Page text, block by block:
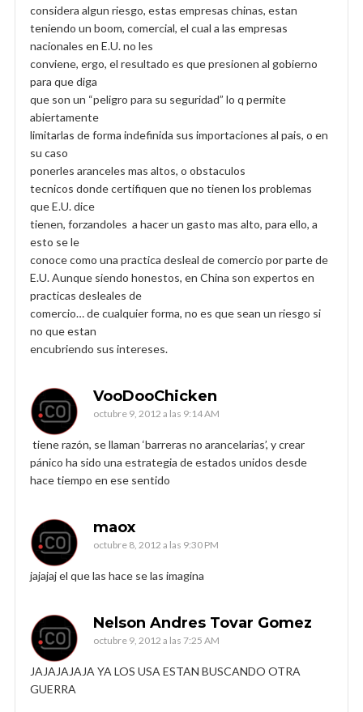
considera algun riesgo, estas empresas chinas, estan
teniendo un boom, comercial, el cual a las empresas
nacionales en E.U. no les
conviene, ergo, el resultado es que presionen al gobierno
para que diga
que son un “peligro para su seguridad” lo q permite
abiertamente
limitarlas de forma indefinida sus importaciones al pais, o en
su caso
ponerles aranceles mas altos, o obstaculos
tecnicos donde certifiquen que no tienen los problemas
que E.U. dice
tienen, forzandoles a hacer un gasto mas alto, para ello, a
esto se le
conoce como una practica desleal de comercio por parte de
E.U. Aunque siendo honestos, en China son expertos en
practicas desleales de
comercio… de cualquier forma, no es que sean un riesgo si
no que estan
encubriendo sus intereses.
VooDooChicken
octubre 9, 2012 a las 9:14 AM
tiene razón, se llaman ‘barreras no arancelarias’, y crear
pánico ha sido una estrategia de estados unidos desde
hace tiempo en ese sentido
maox
octubre 8, 2012 a las 9:30 PM
jajajaj el que las hace se las imagina
Nelson Andres Tovar Gomez
octubre 9, 2012 a las 7:25 AM
JAJAJAJAJA YA LOS USA ESTAN BUSCANDO OTRA
GUERRA